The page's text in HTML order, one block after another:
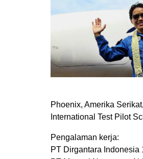
Phoenix, Amerika
International Test Pilot
Pengalaman kerja:
PT Dirgantara Indonesia